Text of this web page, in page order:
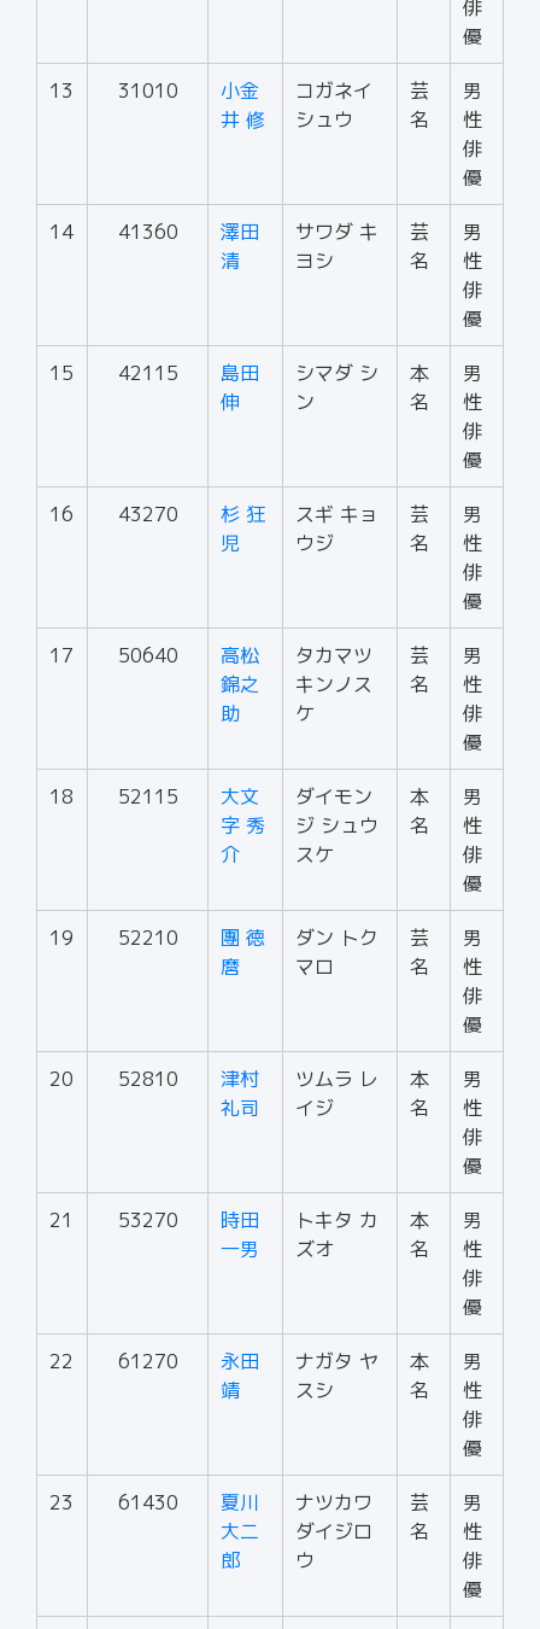
俳
優
13 31010
小金
井 修
コガネイ
シュウ
芸
名
男
性
俳
優
14 41360
澤田
清
サワダ キ
ヨシ
芸
名
男
性
俳
優
15 42115
島田
伸
シマダ シ
ン
本
名
男
性
俳
優
16 43270
杉 狂
児
スギ キョ
ウジ
芸
名
男
性
俳
優
17 50640
高松
錦之
助
タカマツ
キンノス
ケ
芸
名
男
性
俳
優
18 52115
大文
字 秀
介
ダイモン
ジ シュウ
スケ
本
名
男
性
俳
優
19 52210
團 徳
麿
ダン トク
マロ
芸
名
男
性
俳
優
20 52810
津村
礼司
ツムラ レ
イジ
本
名
男
性
俳
優
21 53270
時田
一男
トキタ カ
ズオ
本
名
男
性
俳
優
22 61270
永田
靖
ナガタ ヤ
スシ
本
名
男
性
俳
優
23 61430
夏川
大二
郎
ナツカワ
ダイジロ
ウ
芸
名
男
性
俳
優